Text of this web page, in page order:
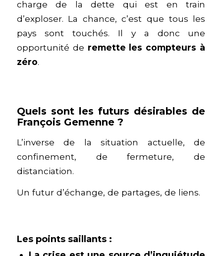
charge de la dette qui est en train
d’exploser. La chance, c’est que tous les
pays sont touchés. Il y a donc une
opportunité de remette les compteurs à
zéro.
Quels sont les futurs désirables de
François Gemenne ?
L’inverse de la situation actuelle, de
confinement, de fermeture, de
distanciation.
Un futur d’échange, de partages, de liens.
Les points saillants :